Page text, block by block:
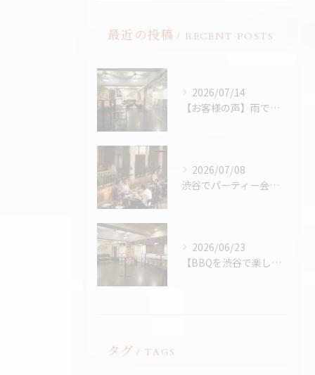
最近の投稿 RECENT POSTS
2026/07/14
【お客様の声】雨でも最高のBBQに。「外より楽しかった！」と嬉しいお声をいただきました
2026/07/08
渋谷でパーティー会場を探すコツ完全版｜パーティープランナー歴24年の筆者が解説
2026/06/23
【BBQを渋谷で楽しむなら、熱中症対策万全の室内BBQ！貸切...
タグ TAGS